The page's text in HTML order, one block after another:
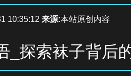
10:35:12 来源:本站原创内容
_探索袜子背后